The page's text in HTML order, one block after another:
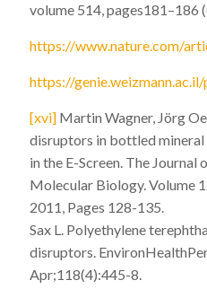
volume 514, pages181–186
https://www.nature.com/
https://
[xvi] Martin Wagner, Jörg
disruptors in bottled
in the E-Screen. The
Molecular Biology. Volume
2011, Pages 128-135.
Sax L. Polyethylene
disruptors.
Apr;118(4):445-8.